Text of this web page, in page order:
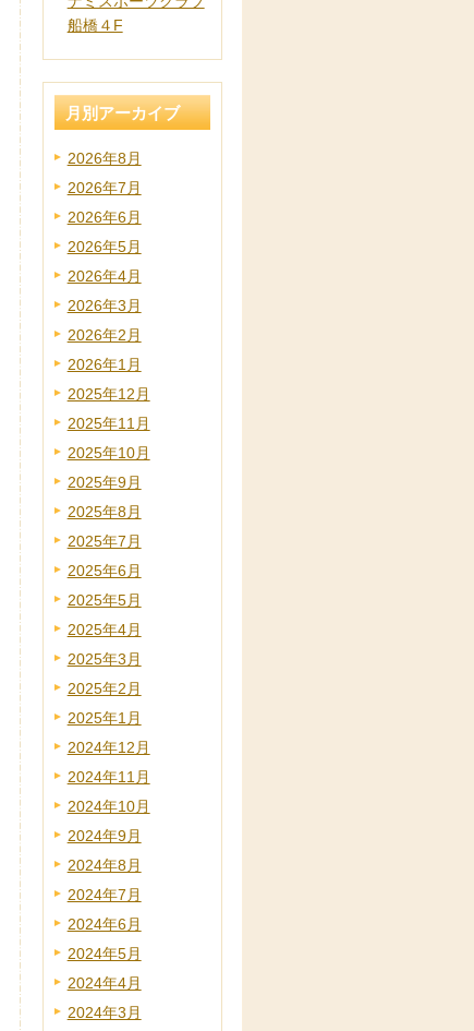
船橋４F
月別アーカイブ
2026年8月
2026年7月
2026年6月
2026年5月
2026年4月
2026年3月
2026年2月
2026年1月
2025年12月
2025年11月
2025年10月
2025年9月
2025年8月
2025年7月
2025年6月
2025年5月
2025年4月
2025年3月
2025年2月
2025年1月
2024年12月
2024年11月
2024年10月
2024年9月
2024年8月
2024年7月
2024年6月
2024年5月
2024年4月
2024年3月